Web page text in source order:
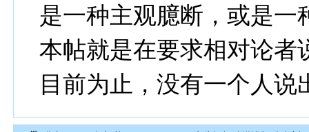
是一种主观臆断，或是一
本帖就是在要求相对论
目前为止，没有一个人说